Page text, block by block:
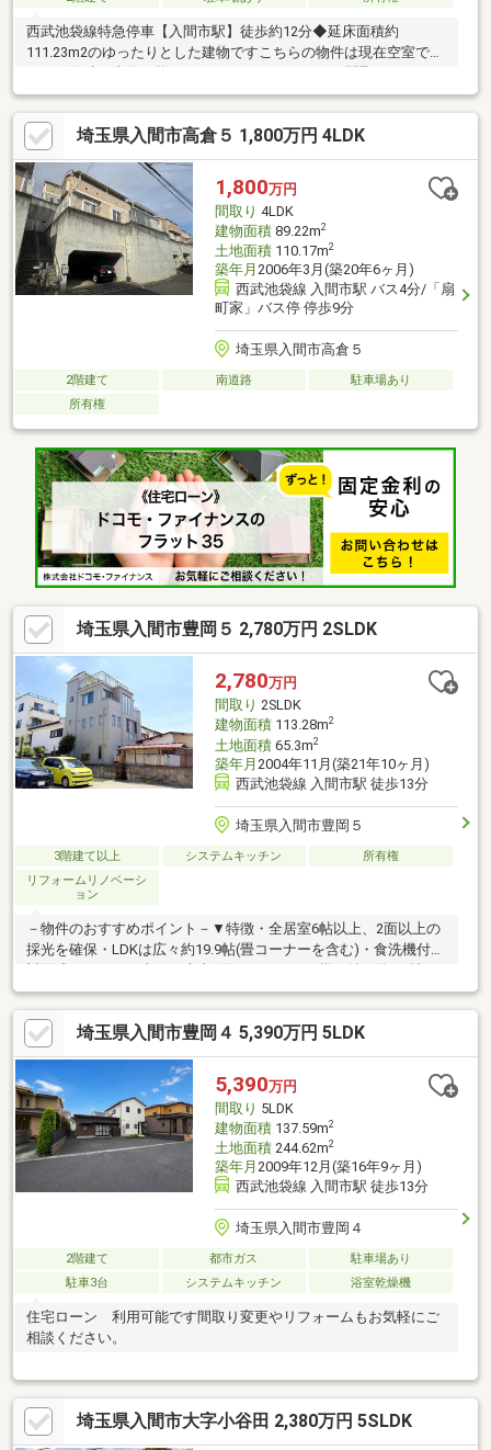
西武池袋線特急停車【入間市駅】徒歩約12分◆延床面積約
111.23m2のゆったりとした建物ですこちらの物件は現在空室です
クインクローゼット等、ゆったりとした室内を是非一度ご覧くだ
さいませ。入間市立豊岡小学校・・・・・約1240m（徒歩16分）
入間市立豊岡中学校・・・・・約1320m（徒歩17分）ヨークマー
ト入間扇台店・・・・・・・約715m（徒歩9分）ショッピングプ
ラザサイオス・・・・・・約250m（徒歩4分）ファミリーマート
入間豊岡店・・・・約750m（徒歩10分）
埼玉県入間市高倉５ 1,800万円 4LDK
1,800万円
間取り 4LDK
建物面積89.22m2
土地面積110.17m2
築年月 2006年3月(築20年6ヶ月)
西武池袋線 入間市駅 バス4分/「扇
町家」バス停 停歩9分
埼玉県入間市高倉５
2階建て 南道路
駐車場あり
所有権
埼玉県入間市豊岡５ 2,780万円 2SLDK
2,780万円
間取り 2SLDK
建物面積113.28m2
土地面積65.3m2
築年月 2004年11月(築21年10ヶ月)
西武池袋線 入間市駅 徒歩13分
埼玉県入間市豊岡５
3階建て以上 システムキッチン
所有権
リフォームリノベーシ
ョン
－物件のおすすめポイント－▼特徴・全居室6帖以上、2面以上の
採光を確保・LDKは広々約19.9帖(畳コーナーを含む)・食洗機付の
収納・窓付・屋上から入間基地の花火鑑賞可(季節・天候等によ
る)▼内外装リフォーム履歴【平成29年7月】トイレ交換、クロス
張替(1階納戸を除く)、外壁他【令和2年7月】玄関ドアオートロッ
ク工事 他▼周辺環境・セブンイレブン入間豊岡東店 徒歩2分(約
140m)■ ご希望の住まい探しをお手伝いします ━━━━━・・・
物件の詳細・ご相談はお気軽にお問い合わせください。
埼玉県入間市豊岡４ 5,390万円 5LDK
5,390万円
間取り 5LDK
建物面積137.59m2
土地面積244.62m2
築年月 2009年12月(築16年9ヶ月)
西武池袋線 入間市駅 徒歩13分
埼玉県入間市豊岡４
2階建て 都市ガス
駐車場あり
駐車3台
システムキッチン 浴室乾燥機
住宅ローン 利用可能です間取り変更やリフォームもお気軽にご
相談ください。
埼玉県入間市大字小谷田 2,380万円 5SLDK